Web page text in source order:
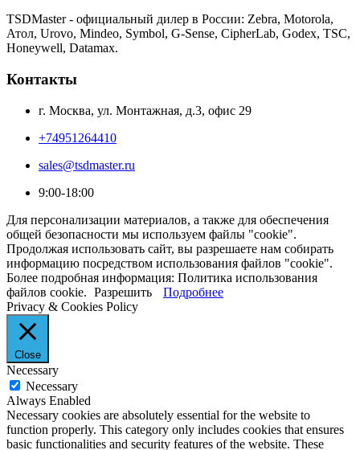
TSDMaster - официальный дилер в России: Zebra, Motorola,
Атол, Urovo, Mindeo, Symbol, G-Sense, CipherLab, Godex, TSC,
Honeywell, Datamax.
Контакты
г. Москва, ул. Монтажная, д.3, офис 29
+74951264410
sales@tsdmaster.ru
9:00-18:00
Для персонализации материалов, а также для обеспечения
общей безопасности мы используем файлы "cookie".
Продолжая использовать сайт, вы разрешаете нам собирать
информацию посредством использования файлов "cookie".
Более подробная информация: Политика использования
файлов cookie. Разрешить
Подробнее
Privacy & Cookies Policy
Close
Necessary
Necessary
Always Enabled
Necessary cookies are absolutely essential for the website to
function properly. This category only includes cookies that ensures
basic functionalities and security features of the website. These